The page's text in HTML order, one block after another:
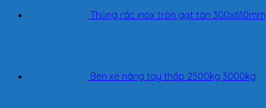
Thùng rác inox tròn gạt tàn 300x610mm
Ben xe nâng tay thấp 2500kg 3000kg